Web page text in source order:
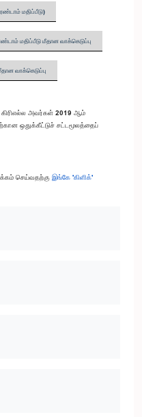
மதிப்பீடு)
மதிப்பீடு மீதான வாக்கெடுப்பு
வாக்கெடுப்பு
அவர்கள் 2019 ஆம்
ஒதுக்கீட்டுச் சட்டமூலத்தைப்
செய்வதற்கு இங்கே 'கிளிக்'